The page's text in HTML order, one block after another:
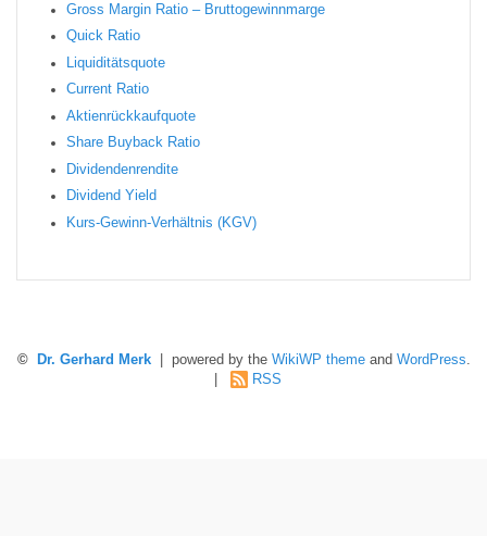
Gro ss Margin Ratio – Bruttogewinnmarge
Quic k Ratio
Liquiditätsquote
Current Ratio
Aktienrückkaufquote
Sha re Buyback Ratio
Dividendenrendite
Dividend Yield
Kurs-Gewinn-Verhältnis (KGV)
© Dr. Gerhard Merk| powered by the WikiWP themeand WordPress.
RSS